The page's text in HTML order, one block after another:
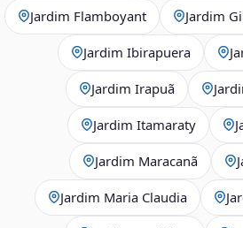
Jardim Flamboyant Jardim
Jardim Ibirapuera
Jardim Irapuã
Jardim Itamaraty
Jardim Maracanã
Jardim Maria Claudia